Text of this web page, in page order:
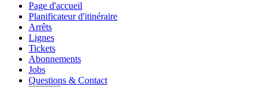
Page d'accueil
Planificateur d'itinéraire
Arrêts
Lignes
Tickets
Abonnements
Jobs
Questions & Contact